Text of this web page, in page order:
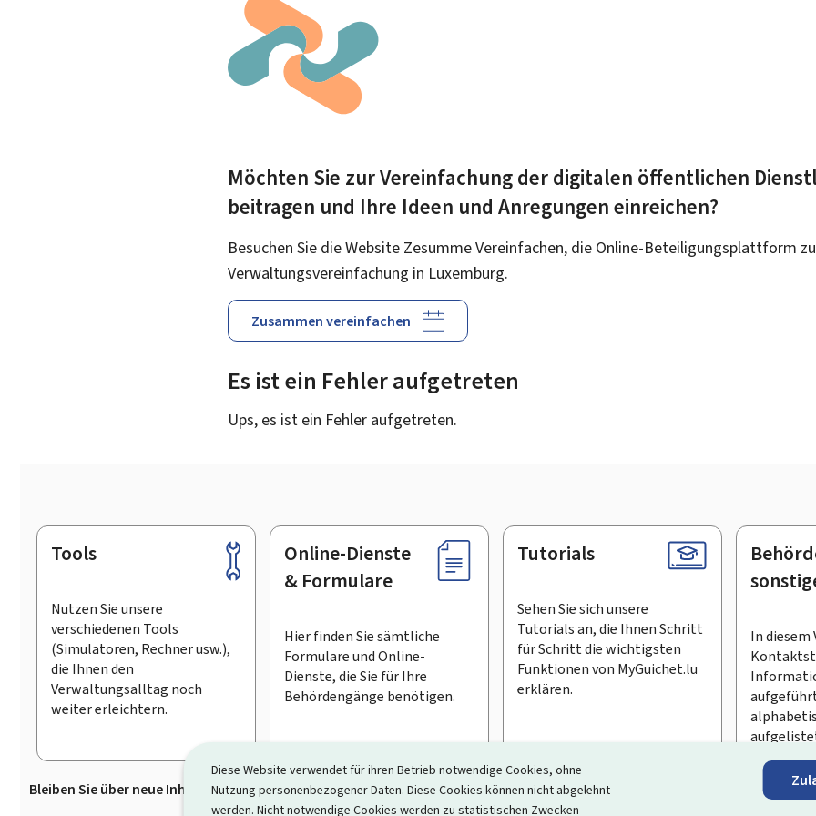
Diese Website verwendet für ihren Betrieb notwendige Cookies, ohne
Nutzung personenbezogener Daten. Diese Cookies können nicht abgelehnt
werden. Nicht notwendige Cookies werden zu statistischen Zwecken
Möchten Sie zur Vereinfachung der digitalen öffentlichen
beitragen und Ihre Ideen und Anregungen einreichen?
Besuchen Sie die Website Zesumme Vereinfachen, die Online-Beteiligungsplattform
Verwaltungsvereinfachung in Luxemburg.
Zusammen vereinfachen
Es ist ein Fehler aufgetreten
Ups, es ist ein Fehler aufgetreten.
Footer
Tools
Nutzen Sie unsere
verschiedenen Tools
(Simulatoren, Rechner usw.),
die Ihnen den
Verwaltungsalltag noch
weiter erleichtern.
Online-Dienste
& Formulare
Hier finden Sie sämtliche
Formulare und Online-
Dienste, die Sie für Ihre
Behördengänge benötigen.
Tutorials
Sehen Sie sich unsere
Tutorials an, die Ihnen Schritt
für Schritt die wichtigsten
Funktionen von MyGuichet.lu
erklären.
In diesem
Bleiben Sie über neue Inhalte auf Guichet.lu informiert Den Newsletter abonnieren